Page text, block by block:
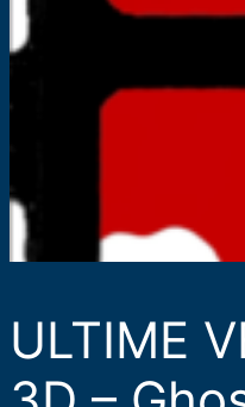
ULTIME